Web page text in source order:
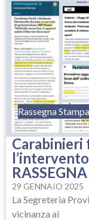
Rassegna Stampa
Carabinieri
29 GENNAIO 2025
La Segreteria
vicinanza ai